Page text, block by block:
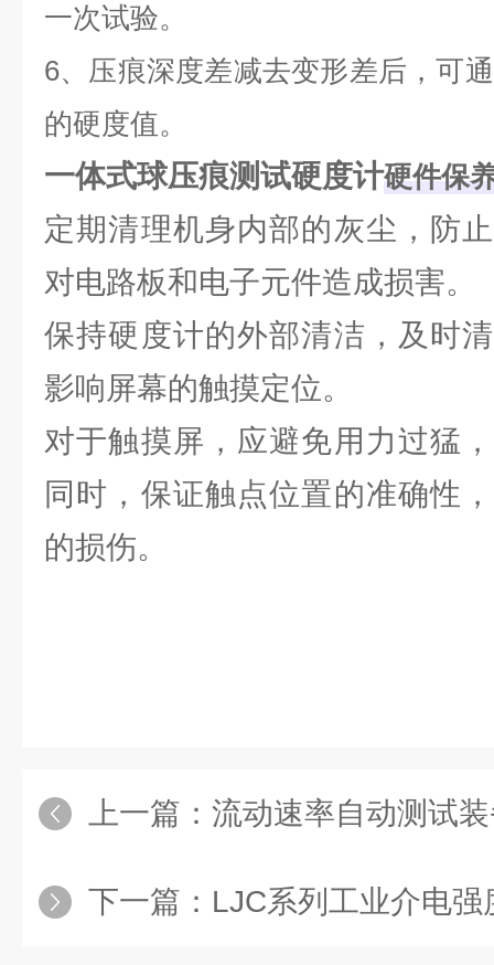
一次试验。
6、压痕深度差减去变形差后，可
的硬度值。
一体式球压痕测试硬度计硬件保
定期清理机身内部的灰尘，防
对电路板和电子元件造成损害。
保持硬度计的外部清洁，及时
影响屏幕的触摸定位。
对于触摸屏，应避免用力过猛
同时，保证触点位置的准确性
的损伤。
上一篇： 流动速率自动测试
下一篇： LJC系列工业介电